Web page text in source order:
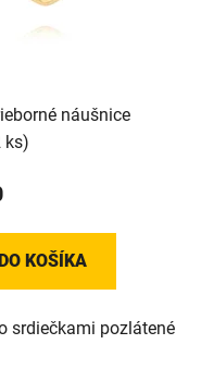
náušnice
ks)
KOŠÍKA
srdiečkami pozlátené